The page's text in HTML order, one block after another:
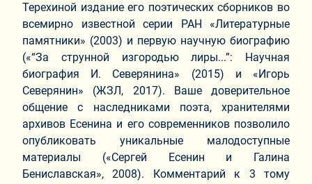
Терехиной издание его поэтических сборников во
всемирно известной серии РАН «Литературные
памятники» (2003) и первую научную биографию
(«“За струнной изгородью лиры...”: Научная
биография И. Северянина» (2015) и «Игорь
Северянин» (ЖЗЛ, 2017). Ваше доверительное
общение с наследниками поэта, хранителями
архивов Есенина и его современников позволило
опубликовать уникальные малодоступные
материалы («Сергей Есенин и Галина
Бениславская», 2008). Комментарий к 3 тому